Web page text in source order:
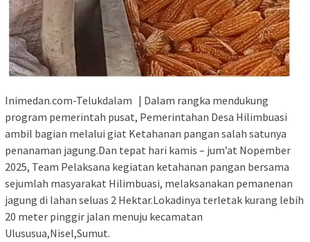
Inimedan.com-Telukdalam | Dalam rangka mendukung
program pemerintah pusat, Pemerintahan Desa Hilimbuasi
ambil bagian melalui giat Ketahanan pangan salah satunya
penanaman jagung.Dan tepat hari kamis – jum’at Nopember
2025, Team Pelaksana kegiatan ketahanan pangan bersama
sejumlah masyarakat Hilimbuasi, melaksanakan pemanenan
jagung di lahan seluas 2 Hektar.Lokadinya terletak kurang lebih
20 meter pinggir jalan menuju kecamatan
Ulususua,Nisel,Sumut.